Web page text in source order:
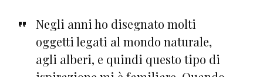
Negli anni ho disegnato molti
oggetti legati al mondo naturale,
agli alberi, e quindi questo tipo di